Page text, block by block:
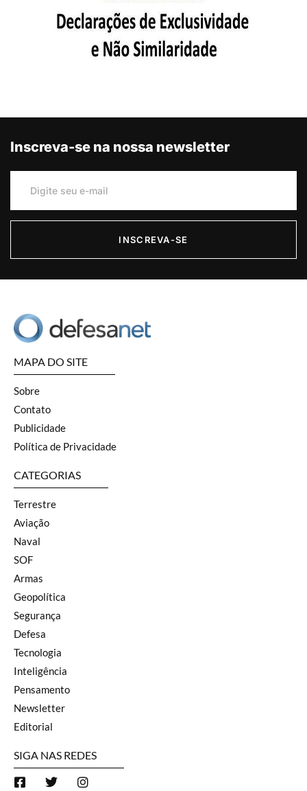
Inscreva-se na nossa newsletter
INSCREVA-SE
MAPA DO SITE
Sobre
Contato
Publicidade
Política de Privacidade
CATEGORIAS
Terrestre
Aviação
Naval
SOF
Armas
Geopolítica
Segurança
Defesa
Tecnologia
Inteligência
Pensamento
Newsletter
Editorial
SIGA NAS REDES